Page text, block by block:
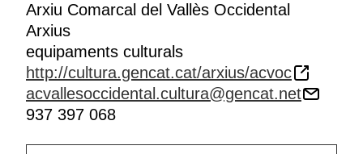
Arxiu Comarcal del Vallès Occidental
Arxius
equipaments culturals
http://cultura.gencat.cat/arxius/acvoc
acvallesoccidental.cultura@gencat.net
937 397 068